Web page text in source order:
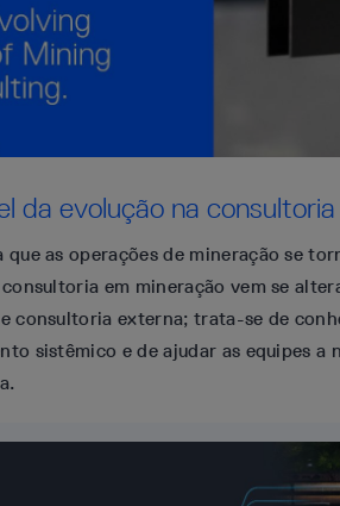
da evolução na
que as operações de mineração se
em mineração vem se
consultoria externa; trata-se de
sistêmico e de ajudar as equipes a